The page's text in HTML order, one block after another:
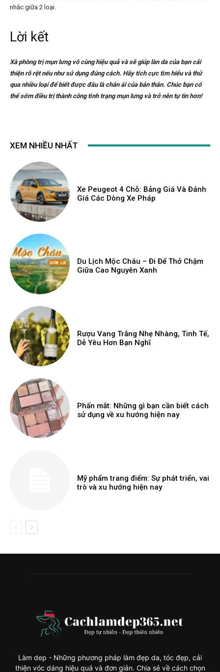
nhắc giữa 2 loại.
Lời kết
Xà phòng trị mụn lưng vô cùng hiệu quả và sẽ giúp làn da của bạn cải
thiện rõ rệt nếu như sử dụng đúng cách. Hãy tích cực tìm hiểu và thử
qua nhiều loại để biết được đâu là chân ái của bản thân. Chúc bạn có
thể sớm điều trị thành công tình trạng mụn lưng và trở nên tự tin hơn!
XEM NHIỀU NHẤT
Xe Peugeot 4 Chỗ: Bảng Giá Và Đánh
Giá Các Dòng Xe Pháp
Du Lịch Mộc Châu – Đi Để Thở Chậm
Giữa Cao Nguyên Xanh
Rượu Vang Trắng Nhẹ Nhàng, Tinh Tế,
Dễ Yêu Hơn Bạn Nghĩ
Phấn mắt: Những gì bạn cần biết cách
sử dụng về xu hướng hiện nay
Mỹ phẩm trang điểm: Sự phát triển, vai
trò và xu hướng hiện nay
Làm dep - Những phương pháp làm đẹp da, tóc đẹp, cải
thiện vóc dáng hiệu quả và đơn giản. Chia sẻ về cách chọn